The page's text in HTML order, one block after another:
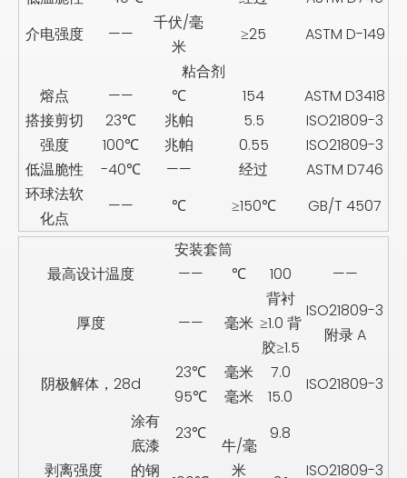
介电强度
——
千伏/毫
米
≥25
ASTM D-149
粘合剂
熔点
—— ℃ 154
ASTM D3418
搭接剪切
强度
23℃ 兆帕 5.5
ISO21809-3
100℃
兆帕 0.55
ISO21809-3
低温脆性
-40℃ —— 经过
ASTM D746
环球法软
化点
—— ℃ ≥150℃ GB/T 4507
安装套筒
最高设计温度
—— ℃ 100 ——
厚度 —— 毫米
背衬
≥1.0 背
胶≥1.5
ISO21809-3
附录 A
阴极解体，28d
23℃ 毫米 7.0
ISO21809-3
95℃ 毫米 15.0
剥离强度
涂有
底漆
的钢
23℃
牛/毫
米
9.8
ISO21809-3